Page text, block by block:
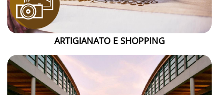
ARTIGIANATO E SHOPPING